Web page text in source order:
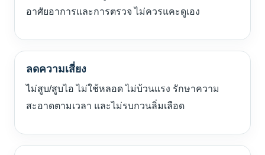
อาศัยอาการและการตรวจ ไม่ควรแคะดูเอง
ลดความเสี่ยง
ไม่สูบ/สูบไอ ไม่ใช้หลอด ไม่บ้วนแรง รักษาความ
สะอาดตามเวลา และไม่รบกวนลิ่มเลือด